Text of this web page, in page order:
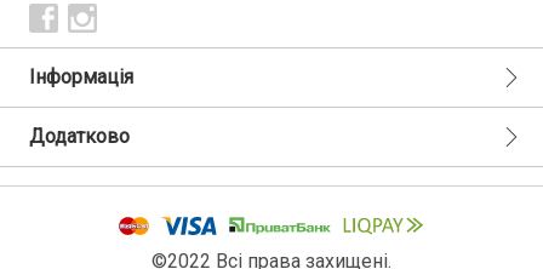
Інформація
Додатково
©2022 Всі права захищені.